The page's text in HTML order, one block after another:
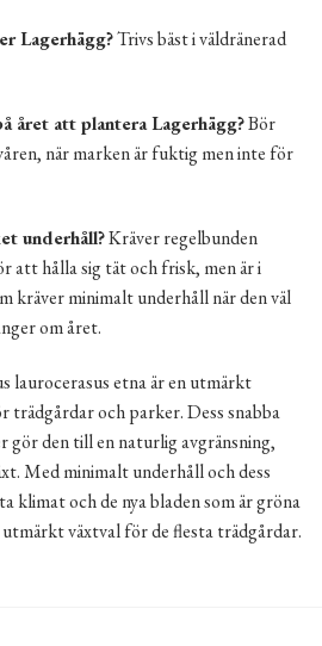
Lagerhägg?Trivs bäst i väldränerad
året att plantera Lagerhägg?Bör
när marken är fuktig men inte för
underhåll?Kräver regelbunden
att hålla sig tät och frisk, men är i
kräver minimalt underhåll när den väl
om året.
laurocerasus etna är en utmärkt
trädgårdar och parker. Dess snabba
gör den till en naturlig avgränsning,
Med minimalt underhåll och dess
klimat och de nya bladen som är gröna
utmärkt växtval för de flesta trädgårdar.